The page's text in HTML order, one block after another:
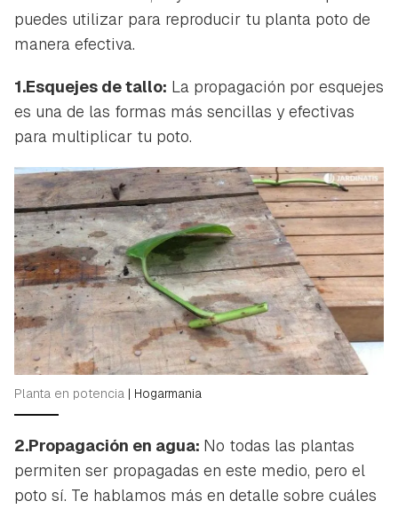
puedes utilizar para reproducir tu planta poto de
manera efectiva.
1.Esquejes de tallo: La propagación por esquejes
es una de las formas más sencillas y efectivas
para multiplicar tu poto.
Planta en potencia | Hogarmania
2.Propagación en agua: No todas las plantas
permiten ser propagadas en este medio, pero el
poto sí. Te hablamos más en detalle sobre cuáles